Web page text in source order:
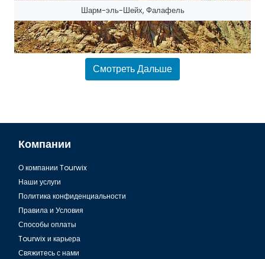
Шарм-эль-Шейх, Фалафель
Шарм Эль Шейх, Монастырь Святой Екатерины
Смотреть Дальше
Компании
О компании Tourwix
Наши услуги
Политика конфиденциальности
Правила и Условия
Способы оплаты
Tourwix и карьера
Свяжитесь с нами